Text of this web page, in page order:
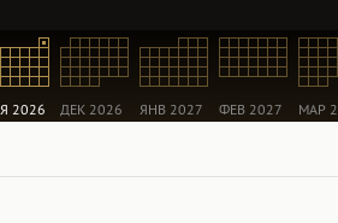
2026 ДЕК 2026 ЯНВ 2027 ФЕВ 2027 МАР